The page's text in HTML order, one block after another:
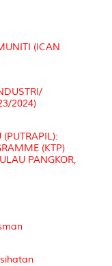
(ICAN
2024)
(KTP)
PANGKOR,